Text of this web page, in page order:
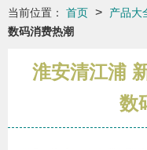
当前位置： 首页 > 产品大
数码消费热潮
淮安清江浦
数